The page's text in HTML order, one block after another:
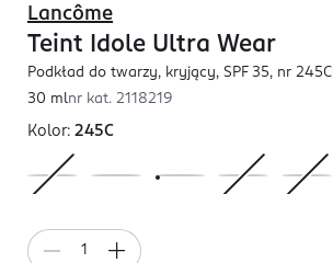
Lancôme
Teint Idole Ultra Wear
Podkład do twarzy, kryjący, SPF 35, nr 245C
30 mlnr kat. 2118219
Kolor: 245C